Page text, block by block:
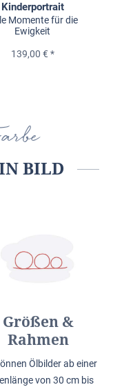
Kinderportrait
Momente für die
Ewigkeit
139,00 € *
BILD
Größen &
Rahmen
Ölbilder ab einer
von 30 cm bis